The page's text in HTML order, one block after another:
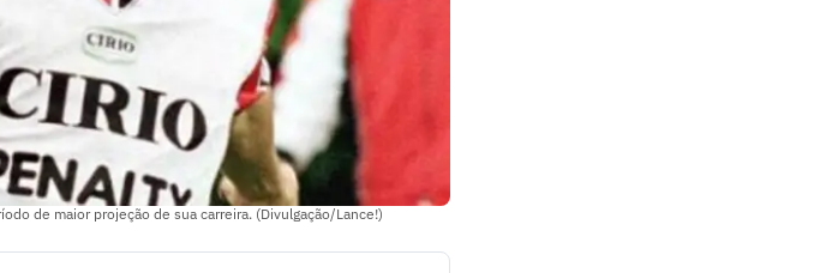
de maior projeção de sua carreira. (Divulgação/Lance!)